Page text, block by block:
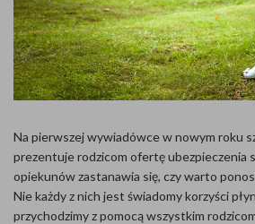
Na pierwszej wywiadówce w nowym roku
prezentuje rodzicom ofertę ubezpieczenia
opiekunów zastanawia się, czy warto
Nie każdy z nich jest świadomy korzyści
przychodzimy z pomocą wszystkim